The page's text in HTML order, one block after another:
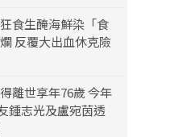
食生醃海鮮染「食
反覆大出血休克險
離世享年76歲 今年
鍾志光及盧宛茵透